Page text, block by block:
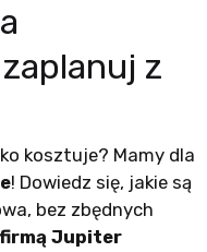
z
kosztuje? Mamy dla
! Dowiedz się, jakie są
bez zbędnych
firmą Jupiter